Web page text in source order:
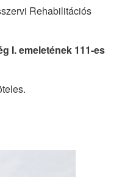
Rehabilitációs
I. emeletének 111-es